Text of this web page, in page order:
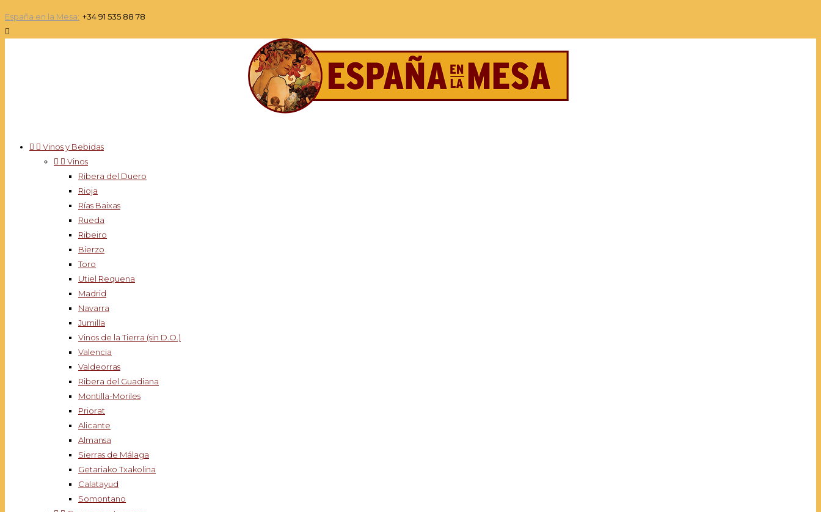
España en la Mesa: +34 91 535 88 78

  Vinos y Bebidas
  Vinos
Ribera del Duero
Rioja
Rías Baixas
Rueda
Ribeiro
Bierzo
Toro
Utiel Requena
Madrid
Navarra
Jumilla
Vinos de la Tierra (sin D.O.)
Valencia
Valdeorras
Ribera del Guadiana
Montilla-Moriles
Priorat
Alicante
Almansa
Sierras de Málaga
Getariako Txakolina
Calatayud
Somontano